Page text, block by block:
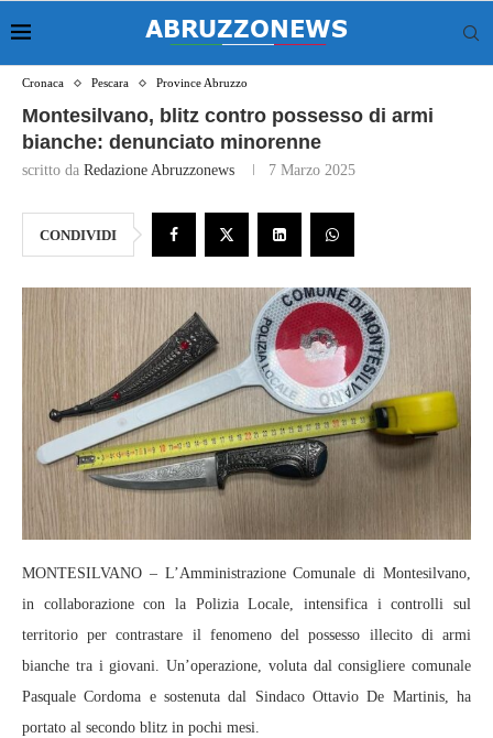
Cronaca Pescara Province Abruzzo
Montesilvano, blitz contro possesso di armi
bianche: denunciato minorenne
scritto da Redazione Abruzzonews 7 Marzo 2025
CONDIVIDI
MONTESILVANO – L’Amministrazione Comunale di Montesilvano,
in collaborazione con la Polizia Locale, intensifica i controlli sul
territorio per contrastare il fenomeno del possesso illecito di armi
bianche tra i giovani. Un’operazione, voluta dal consigliere comunale
Pasquale Cordoma e sostenuta dal Sindaco Ottavio De Martinis, ha
portato al secondo blitz in pochi mesi.